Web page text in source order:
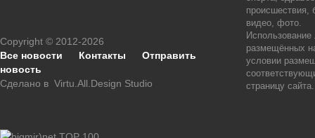
Copyright © 2012-2026
Все новости
Контакты
Отправить
новость
Сделано в Virtu.All.Design Studio
происшествия,
видео, фото.
размещённых
условии
страницу сайта.